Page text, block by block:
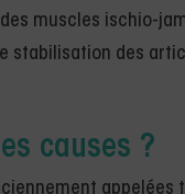
muscles ischio-
stabilisation des
causes ?